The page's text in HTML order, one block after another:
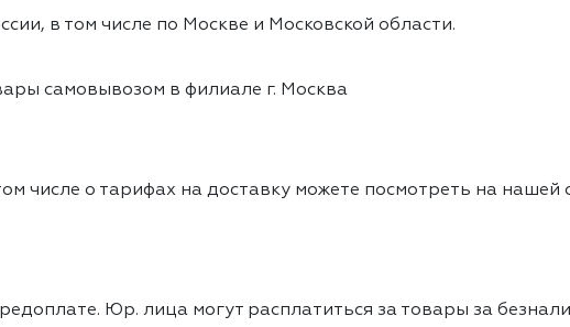
в том числе по Москве и Московской области.
самовывозом в филиале г. Москва
числе о тарифах на доставку можете посмотреть на нашей
Юр. лица могут расплатиться за товары за